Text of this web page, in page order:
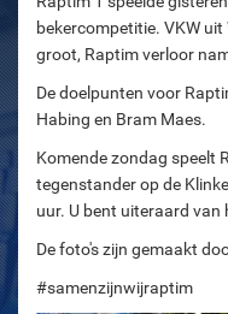
bekercompetitie. VKW
groot, Raptim verloor
De doelpunten voor
Habing en Bram Maes.
Komende zondag speelt
tegenstander op de
uur. U bent uiteraard van
De foto's zijn gemaakt
#samenzijnwijraptim